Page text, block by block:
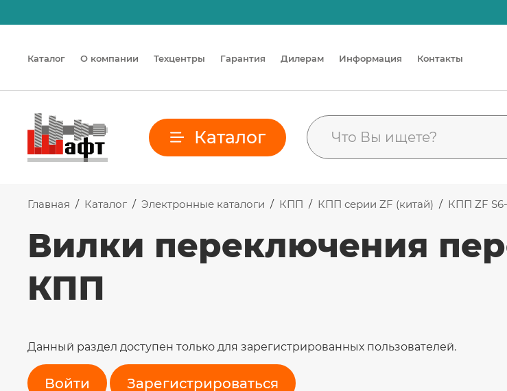
Каталог О компании Техцентры Гарантия Дилерам Информация Контакты
Каталог
Главная / Каталог / Электронные каталоги / КПП / КПП серии ZF (китай) / КПП ZF
Вилки переключения
КПП
Данный раздел доступен только для зарегистрированных пользователей.
Войти Зарегистрироваться